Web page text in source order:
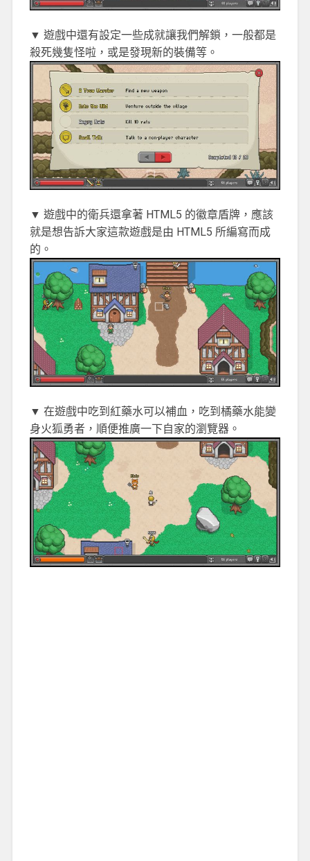
▼ 遊戲中還有設定一些成就讓我們解鎖，一般都是
殺死幾隻怪啦，或是發現新的裝備等。
▼ 遊戲中的衛兵還拿著 HTML5 的徽章盾牌，應該
就是想告訴大家這款遊戲是由 HTML5 所編寫而成
的。
▼ 在遊戲中吃到紅藥水可以補血，吃到橘藥水能變
身火狐勇者，順便推廣一下自家的瀏覽器。